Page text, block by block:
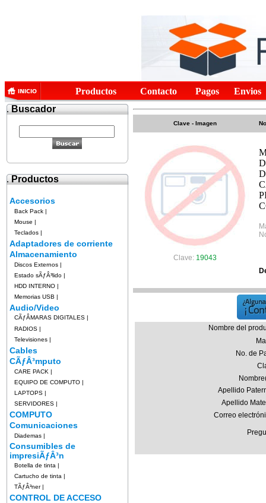
Productos Contacto Pagos
Envios
.Buscador
.Productos
Accesorios
Back Pack |
Mouse |
Teclados |
Adaptadores de corriente
Almacenamiento
Discos Externos |
Estado sÃƒÂ³lido |
HDD INTERNO |
Memorias USB |
Audio/Video
CÃƒÂMARAS DIGITALES |
RADIOS |
Televisiones |
Cables
CÃƒÂ³mputo
CARE PACK |
EQUIPO DE COMPUTO |
LAPTOPS |
SERVIDORES |
COMPUTO
Comunicaciones
Diademas |
Consumibles de
impresiÃƒÂ³n
Botella de tinta |
Cartucho de tinta |
TÃƒÂ³ner|
CONTROL DE ACCESO
Clave - Imagen
Clave: 19043
Nombre del
No. de
Apellido
Apellido
Correo